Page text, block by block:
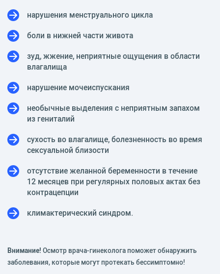
нарушения менструального цикла
боли в нижней части живота
зуд, жжение, неприятные ощущения в области
влагалища
нарушение мочеиспускания
необычные выделения с неприятным запахом
из гениталий
сухость во влагалище, болезненность во время
сексуальной близости
отсутствие желанной беременности в течение
12 месяцев при регулярных половых актах без
контрацепции
климактерический синдром.
Внимание! Осмотр врача-гинеколога поможет обнаружить
заболевания, которые могут протекать бессимптомно!